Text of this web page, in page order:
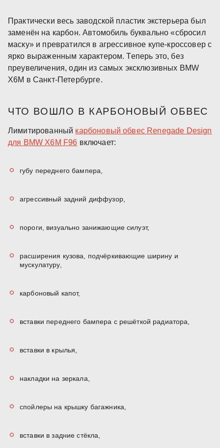
Практически весь заводской пластик экстерьера был
заменён на карбон. Автомобиль буквально «сбросил
маску» и превратился в агрессивное купе-кроссовер с
ярко выраженным характером. Теперь это, без
преувеличения, один из самых эксклюзивных BMW
X6M в Санкт-Петербурге.
ЧТО ВОШЛО В КАРБОНОВЫЙ ОБВЕС
Лимитированный карбоновый обвес Renegade Design
для BMW X6M F96 включает:
губу переднего бампера,
агрессивный задний диффузор,
пороги, визуально занижающие силуэт,
расширения кузова, подчёркивающие ширину и
мускулатуру,
карбоновый капот,
вставки переднего бампера с решёткой радиатора,
вставки в крылья,
накладки на зеркала,
спойлеры на крышку багажника,
вставки в задние стёкла,